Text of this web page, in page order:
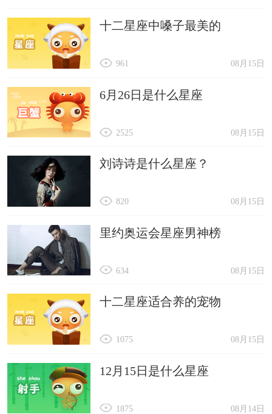
十二星座中嗓子最美的
08月15日
961
6月26日是什么星座
08月15日
2525
刘诗诗是什么星座？
08月15日
820
里约奥运会星座男神榜
08月15日
634
十二星座适合养的宠物
08月15日
1075
12月15日是什么星座
08月14日
1875